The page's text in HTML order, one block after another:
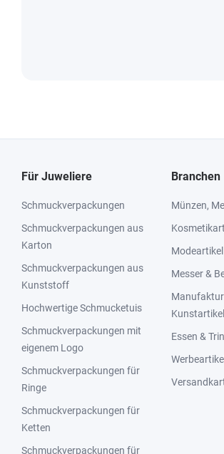
Für Juweliere
Schmuckverpackungen
Schmuckverpackungen aus
Karton
Schmuckverpackungen aus
Kunststoff
Hochwertige Schmucketuis
Schmuckverpackungen mit
eigenem Logo
Schmuckverpackungen für
Ringe
Schmuckverpackungen für
Ketten
Schmuckverpackungen für
Branchen
Münzen,
Modeartikel
Messer &
Kunstartikel
Essen &
Werbeartikel